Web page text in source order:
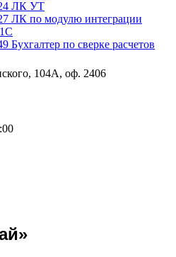
ЛК УТ
ЛК по модулю интеграции
Бухгалтер по сверке расчетов
104А, оф. 2406